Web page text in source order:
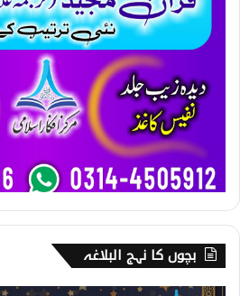
بچوں کا نہج البلاغہ